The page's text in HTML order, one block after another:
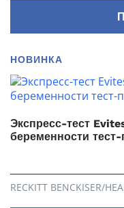
НОВИНКА
Экспресс-тест
беременности тест-
RECKITT BENCKISER/